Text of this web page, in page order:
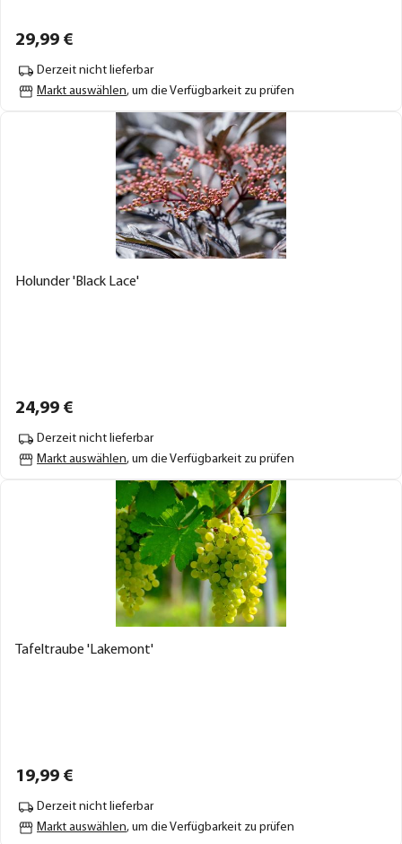
29,99 €
Derzeit nicht lieferbar
Markt auswählen, um die Verfügbarkeit zu prüfen
Holunder 'Black Lace'
24,99 €
Derzeit nicht lieferbar
Markt auswählen, um die Verfügbarkeit zu prüfen
Tafeltraube 'Lakemont'
19,99 €
Derzeit nicht lieferbar
Markt auswählen, um die Verfügbarkeit zu prüfen